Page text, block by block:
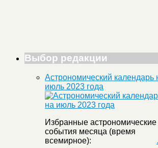
Выбор редакции
Астрономический календарь
июль 2023 года
Избранные астрономические
события месяца (время
всемирное):